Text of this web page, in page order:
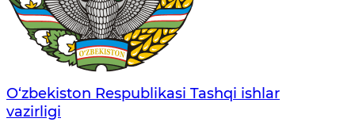
O‘zbеkistоn Rеspublikаsi Tashqi ishlаr
vаzirligi